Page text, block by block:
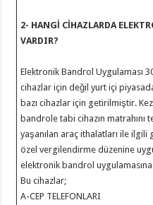
2- HANGİ CİHAZLARDA
VARDIR?
Elektronik Bandrol Uygulaması
cihazlar için değil yurt içi
bazı cihazlar için getirilmiştir.
bandrole tabi cihazın matrahını
yaşanılan araç ithalatları ile ilgili
özel vergilendirme düzenine
elektronik bandrol
Bu cihazlar;
A-CEP TELEFONLARI